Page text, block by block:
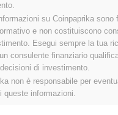
storico della fascia di
Token?
(ATH):
$0.00
(ATL):
$0.00
Token è attualmente
ATH .
su Coinpaprika sono
e non costituiscono
Esegui sempre la tua
consulente finanziario
di investimento.
non è responsabile per
queste informazioni.